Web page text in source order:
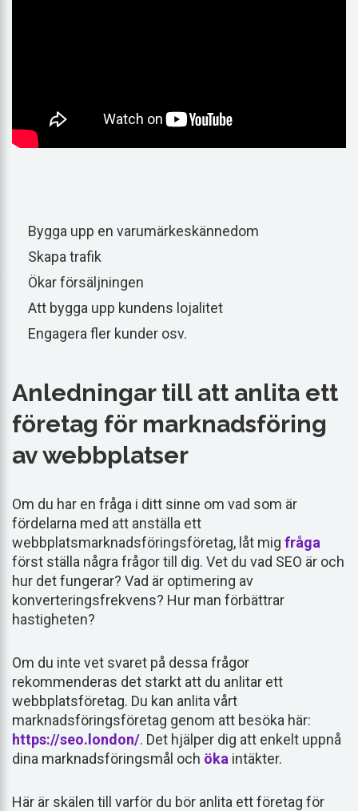
Bygga upp en varumärkeskännedom
Skapa trafik
Ökar försäljningen
Att bygga upp kundens lojalitet
Engagera fler kunder osv.
Anledningar till att anlita ett
företag för marknadsföring
av webbplatser
Om du har en fråga i ditt sinne om vad som är
fördelarna med att anställa ett
webbplatsmarknadsföringsföretag, låt mig fråga
först ställa några frågor till dig. Vet du vad SEO är och
hur det fungerar? Vad är optimering av
konverteringsfrekvens? Hur man förbättrar
hastigheten?
Om du inte vet svaret på dessa frågor
rekommenderas det starkt att du anlitar ett
webbplatsföretag. Du kan anlita vårt
marknadsföringsföretag genom att besöka här:
https://seo.london/. Det hjälper dig att enkelt uppnå
dina marknadsföringsmål och öka intäkter.
Här är skälen till varför du bör anlita ett företag för